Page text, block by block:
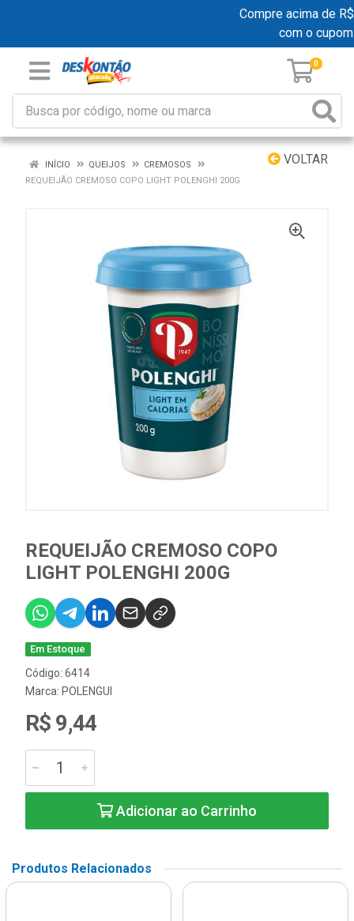
Compre acima de
com o cupom
0
VOLTAR
INÍCIO QUEIJOS
CREMOSOS
REQUEIJÃO CREMOSO COPO LIGHT POLENGHI 200G
REQUEIJÃO CREMOSO COPO
LIGHT POLENGHI 200G
Em Estoque
Código: 6414
Marca: POLENGUI
R$ 9,44
Adicionar ao Carrinho
Produtos Relacionados